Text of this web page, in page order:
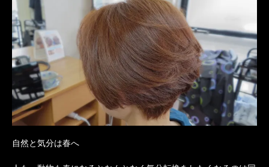
自然と気分は春へ